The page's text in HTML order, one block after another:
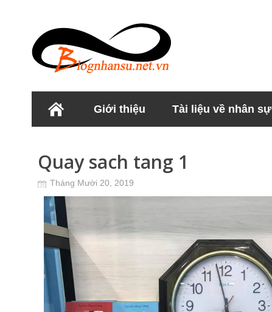
Giới thiệu Tài liệu về nhân sự
Quay sach tang 1
Tháng Mười 20, 2019